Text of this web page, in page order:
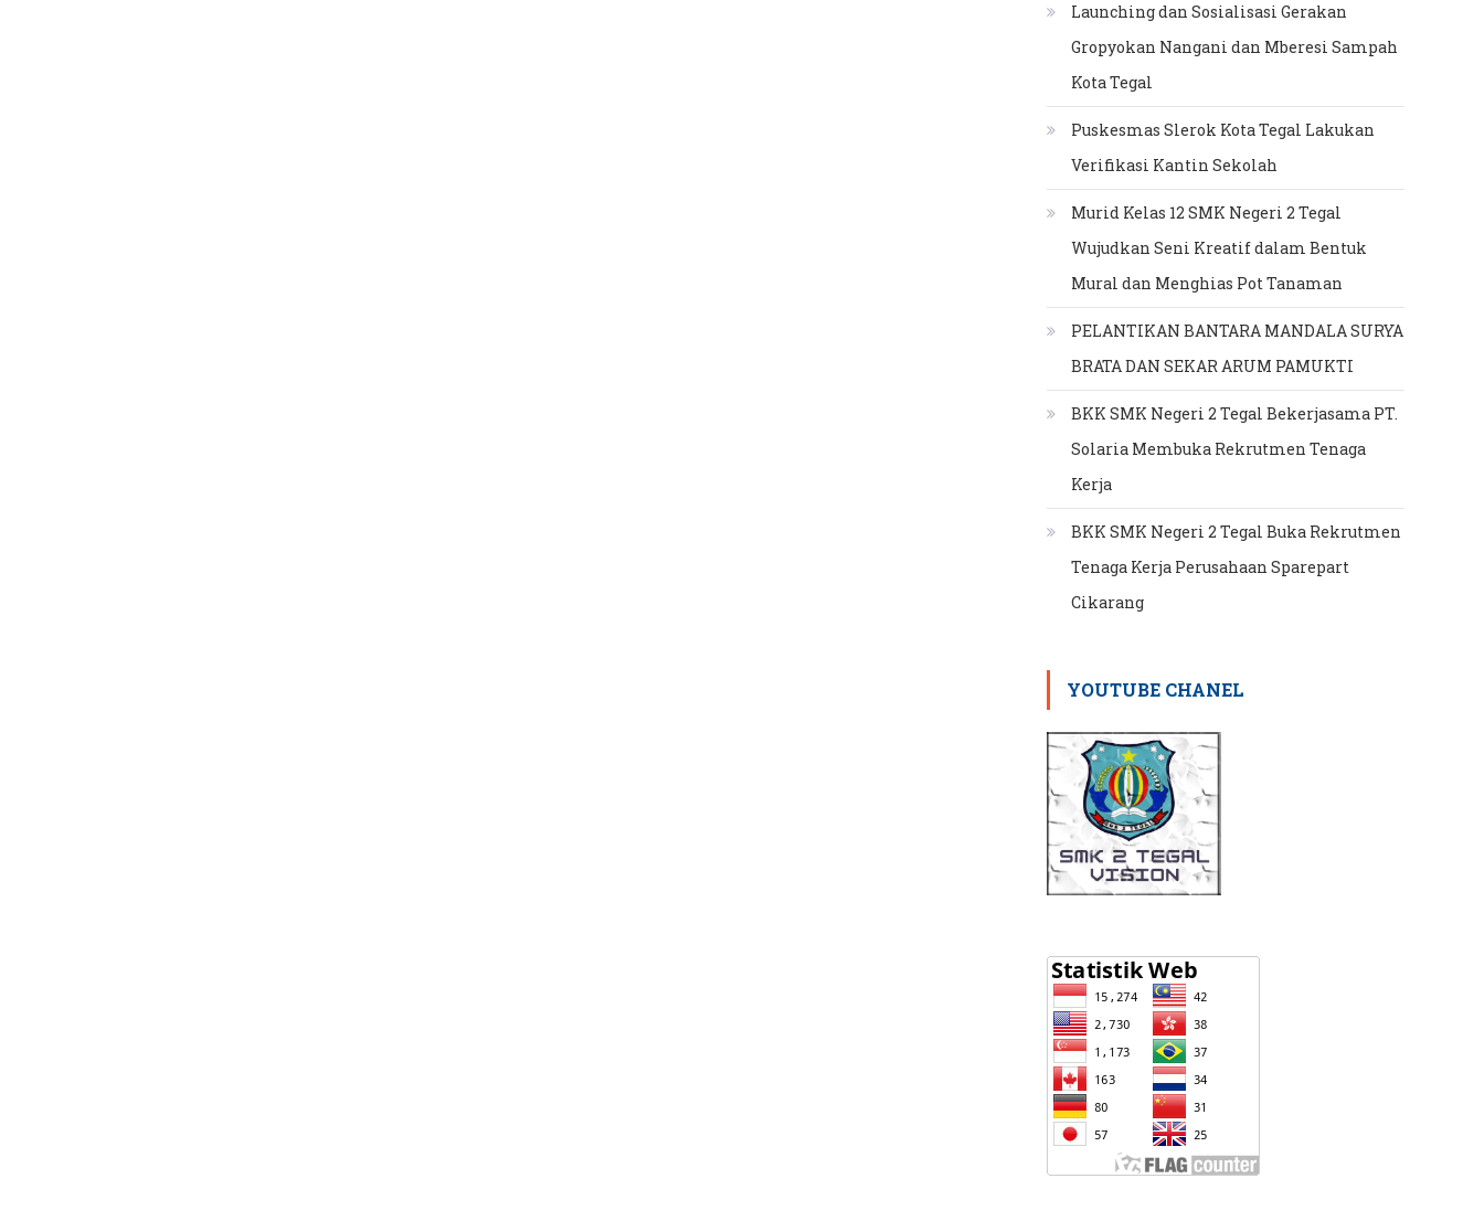
Launching dan Sosialisasi Gerakan
Gropyokan Nangani dan Mberesi Sampah
Kota Tegal
Puskesmas Slerok Kota Tegal Lakukan
Verifikasi Kantin Sekolah
Murid Kelas 12 SMK Negeri 2 Tegal
Wujudkan Seni Kreatif dalam Bentuk
Mural dan Menghias Pot Tanaman
PELANTIKAN BANTARA MANDALA SURYA
BRATA DAN SEKAR ARUM PAMUKTI
BKK SMK Negeri 2 Tegal Bekerjasama PT.
Solaria Membuka Rekrutmen Tenaga
Kerja
BKK SMK Negeri 2 Tegal Buka Rekrutmen
Tenaga Kerja Perusahaan Sparepart
Cikarang
YOUTUBE CHANEL